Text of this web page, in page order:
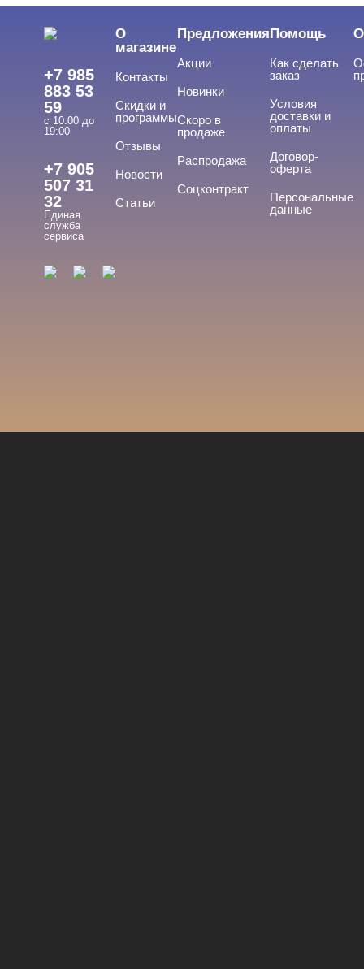
+7 985
883 53
59
с 10:00 до
19:00
+7 905
507 31
32
Единая
служба
сервиса
О
магазине
Контакты
Скидки и
программы
Отзывы
Новости
Статьи
Предложения
Акции
Новинки
Скоро в
продаже
Распродажа
Соцконтракт
Помощь
Как сделать
заказ
Условия
доставки и
оплаты
Договор-
оферта
Персональные
данные